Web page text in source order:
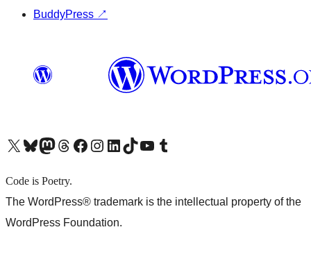
BuddyPress ↗
X (旧 Twitter) アカウントへBluesky アカウントへMastodon アカウントへThreads アカウントへ Facebook ページへInstagram アカウントへ LinkedIn アカウントへTikTok アカウントへYouTube チャンネルへ Tumblr アカウントへ
Code is Poetry.
The WordPress® trademark is the intellectual property of the
WordPress Foundation.